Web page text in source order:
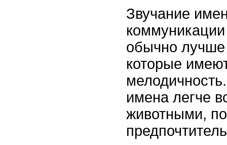
Звучание
обычно лучше
которые
имена легче
животными,